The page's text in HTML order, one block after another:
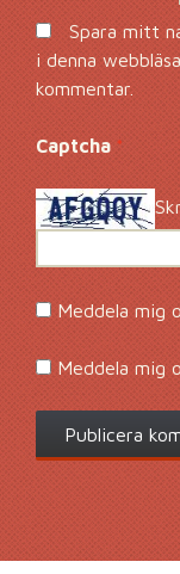
Spara mitt
i denna
kommentar.
Captcha *
Meddela mig
Meddela mig